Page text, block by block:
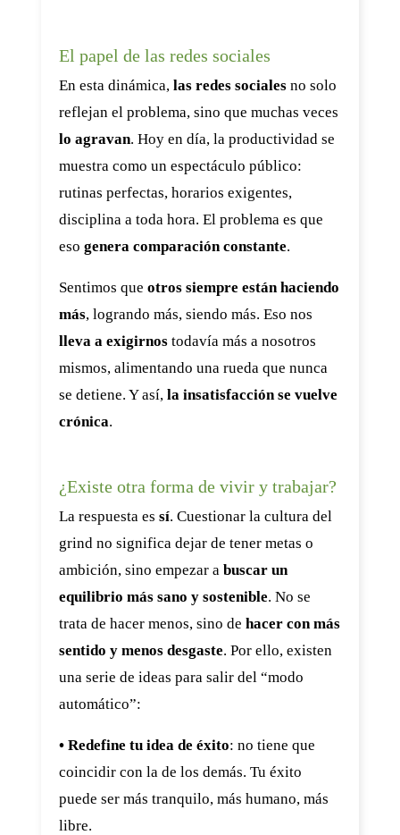
El papel de las redes sociales
En esta dinámica, las redes sociales no solo
reflejan el problema, sino que muchas veces
lo agravan. Hoy en día, la productividad se
muestra como un espectáculo público:
rutinas perfectas, horarios exigentes,
disciplina a toda hora. El problema es que
eso genera comparación constante.
Sentimos que otros siempre están haciendo
más, logrando más, siendo más. Eso nos
lleva a exigirnos todavía más a nosotros
mismos, alimentando una rueda que nunca
se detiene. Y así, la insatisfacción se vuelve
crónica.
¿Existe otra forma de vivir y trabajar?
La respuesta es sí. Cuestionar la cultura del
grind no significa dejar de tener metas o
ambición, sino empezar a buscar un
equilibrio más sano y sostenible. No se
trata de hacer menos, sino de hacer con más
sentido y menos desgaste. Por ello, existen
una serie de ideas para salir del “modo
automático”:
• Redefine tu idea de éxito: no tiene que
coincidir con la de los demás. Tu éxito
puede ser más tranquilo, más humano, más
libre.